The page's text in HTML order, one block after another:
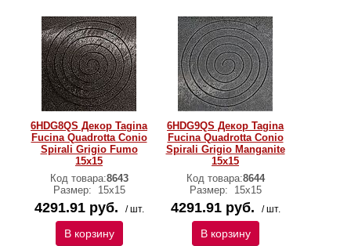
6HDG8QS Декор Tagina
Fucina Quadrotta Conio
Spirali Grigio Fumo
15x15
Код товара:8643
Размер:
15x15
4291.91 руб. / шт.
В корзину
6HDG9QS Декор Tagina
Fucina Quadrotta Conio
Spirali Grigio Manganite
15x15
Код товара:8644
Размер:
15x15
4291.91 руб. / шт.
В корзину